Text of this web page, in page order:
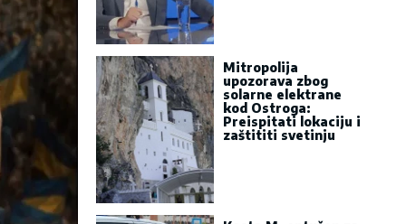
Mitropolija
upozorava zbog
solarne elektrane
kod Ostroga:
Preispitati lokaciju i
zaštititi svetinju